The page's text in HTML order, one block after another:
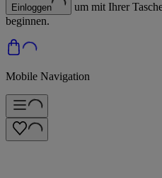
Einloggen
um mit Ihrer
beginnen.
Mobile Navigation